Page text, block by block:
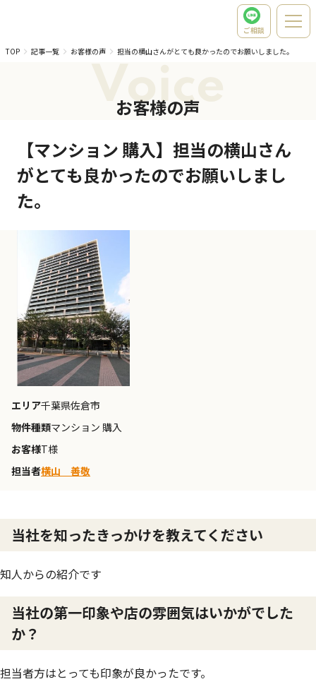
ご相談
TOP
記事一覧 お客様の声 担当の横山さんがとても良かったのでお願いしました。
Voice
お客様の声
【マンション 購入】担当の横山さん
がとても良かったのでお願いしまし
た。
エリア千葉県佐倉市
物件種類マンション 購入
お客様T様
担当者横山 善敬
当社を知ったきっかけを教えてください
知人からの紹介です
当社の第一印象や店の雰囲気はいかがでした
か？
担当者方はとっても印象が良かったです。